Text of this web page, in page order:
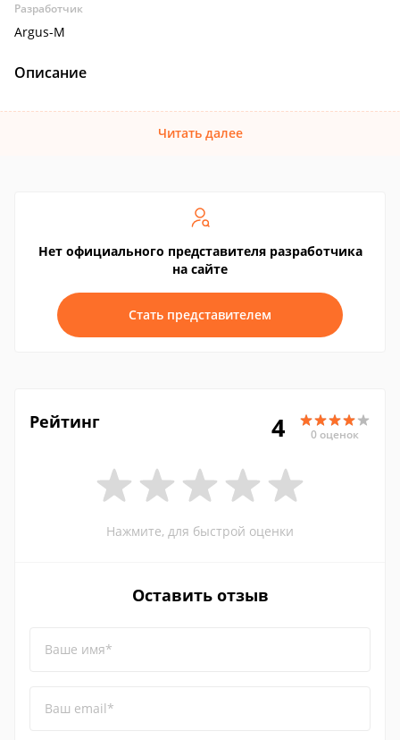
Разработчик
Argus-M
Описание
Читать далее
Нет официального представителя разработчика
на сайте
Стать представителем
Рейтинг 4 0 оценок
Нажмите, для быстрой оценки
Оставить отзыв
Ваше имя*
Ваш email*